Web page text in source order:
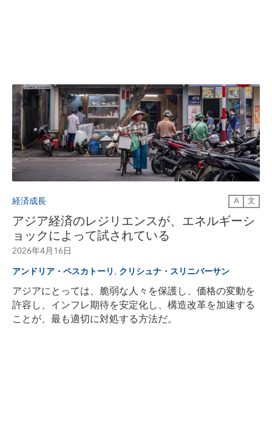
経済成長 A 文
アジア経済のレジリエンスが、エネルギーシ
ョックによって試されている
2026年4月16日
アンドリア・ペスカトーリ, クリシュナ・スリニバーサン
アジアにとっては、脆弱な人々を保護し、価格の変動を
許容し、インフレ期待を安定化し、構造改革を加速する
ことが、最も適切に対処する方法だ。